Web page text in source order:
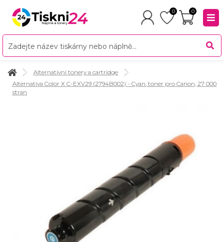
0 0
Alternativní tonery a cartridge
Alternativa Color X C-EXV29 (2794B002) - Cyan, toner pro Canon, 27 000
stran